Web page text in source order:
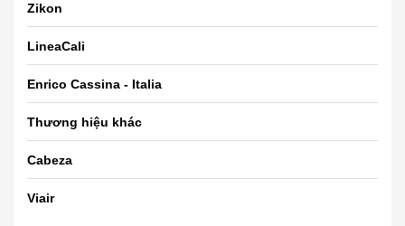
Zikon
LineaCali
Enrico Cassina - Italia
Thương hiệu khác
Cabeza
Viair